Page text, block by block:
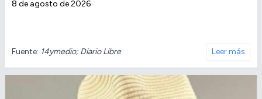
8 de agosto de 2026
Fuente: 14ymedio; Diario Libre Leer más